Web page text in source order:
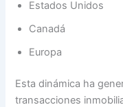
Estados Unidos
Canadá
Europa
Esta dinámica ha
transacciones